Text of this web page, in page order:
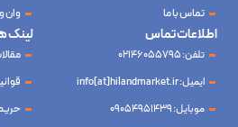
تماس با ما
وان و
لینک
مقالات
قوانین
حریم
اطلاعات تماس
تلفن: 02146055795
ایمیل: info[at]hilandmarket.ir
موبایل: 09054951439